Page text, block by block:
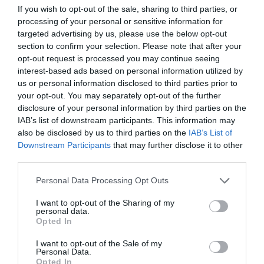
If you wish to opt-out of the sale, sharing to third parties, or
processing of your personal or sensitive information for
targeted advertising by us, please use the below opt-out
section to confirm your selection. Please note that after your
opt-out request is processed you may continue seeing
interest-based ads based on personal information utilized by
us or personal information disclosed to third parties prior to
your opt-out. You may separately opt-out of the further
disclosure of your personal information by third parties on the
IAB’s list of downstream participants. This information may
also be disclosed by us to third parties on the IAB’s List of
Downstream Participants that may further disclose it to other
Please note that this website/app uses one or more Google
not limited to your visit or usage behaviour. You may click to
grant or deny consent to Google and its third-party tags to
use your data for below specified purposes in below Google
consent section.
Personal Data Processing Opt Outs
I want to opt-out of the Sharing of my
personal data.
Opted In
I want to opt-out of the Sale of my
Personal Data.
Opted In
olyan eljárást, amelynek során
a kiásott anyagot vízen
keresztül vezetik át az emberi
maradványok és leletek
elkülönítése és elemzése
érdekében
– magyaráztaDavid Errickson, a Cranfieldi
Intézet régészet és antropológia vezetője.
A repülőgép roncsai mellett így emberi
laboratóriumában, a világ legnagyobb csontváz-
azonosító központjában elemeztek. A DNS-elemzés
tárgyak) együtt megerősítették, hogy a maradványok